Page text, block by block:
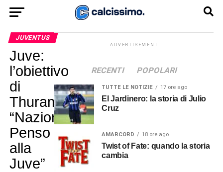
JUVENTUS
Juve:
l’obiettivo
di
Thuram.
“Nazionale?
Penso
alla
Juve”
ADVERTISEMENT
RECENTI POPOLARI
TUTTE LE NOTIZIE 17 ore ago
El Jardinero: la storia di Julio
Cruz
AMARCORD 18 ore ago
Twist of Fate: quando la storia
cambia